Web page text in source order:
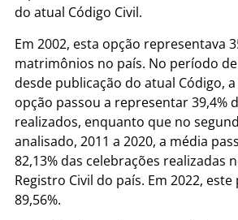
do atual Código Civil.
Em 2002, esta opção representava
matrimônios no país. No período de
desde publicação do atual Código,
opção passou a representar 39,4%
realizados, enquanto que no
analisado, 2011 a 2020, a média
82,13% das celebrações realizadas
Registro Civil do país. Em 2022,
89,56%.